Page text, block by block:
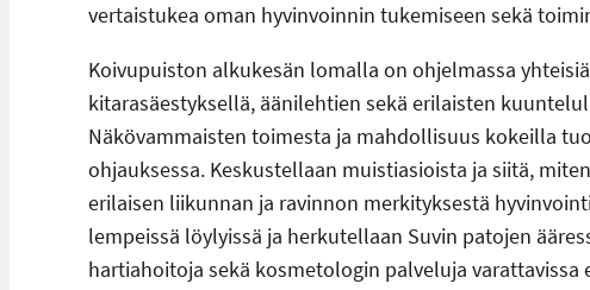
vertaistukea oman hyvinvoinnin tukemiseen sekä
Koivupuiston alkukesän lomalla on ohjelmassa
kitarasäestyksellä, äänilehtien sekä erilaisten
Näkövammaisten toimesta ja mahdollisuus kokeilla
ohjauksessa. Keskustellaan muistiasioista ja siitä,
erilaisen liikunnan ja ravinnon merkityksestä
lempeissä löylyissä ja herkutellaan Suvin patojen
hartiahoitoja sekä kosmetologin palveluja varattavissa